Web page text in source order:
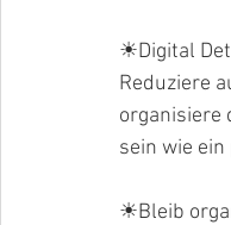
☀Digital
Reduziere
organisiere
sein wie ein
☀Bleib